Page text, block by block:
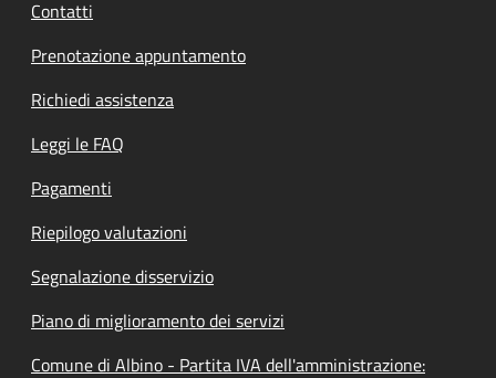
Contatti
Prenotazione appuntamento
Richiedi assistenza
Leggi le FAQ
Pagamenti
Riepilogo valutazioni
Segnalazione disservizio
Piano di miglioramento dei servizi
Comune di Albino - Partita IVA dell'amministrazione: